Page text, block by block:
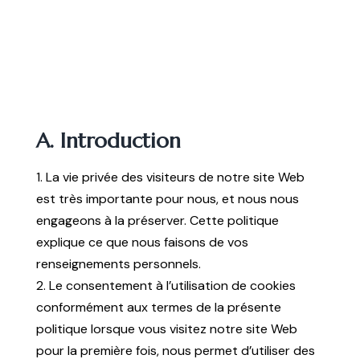
A. Introduction
1. La vie privée des visiteurs de notre site Web
est très importante pour nous, et nous nous
engageons à la préserver. Cette politique
explique ce que nous faisons de vos
renseignements personnels.
2. Le consentement à l’utilisation de cookies
conformément aux termes de la présente
politique lorsque vous visitez notre site Web
pour la première fois, nous permet d’utiliser des